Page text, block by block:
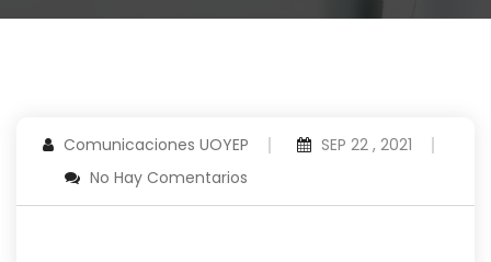
Comunicaciones UOYEP
SEP 22 , 2021
No Hay Comentarios